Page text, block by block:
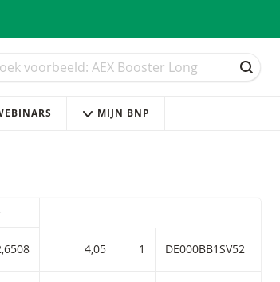
ZOEK
MIJN BNP
4,05 1 DE000BB1SV52